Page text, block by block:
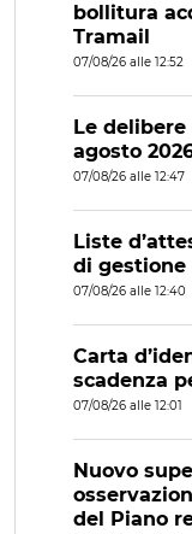
bollitura
Tramail
07/08/26 alle 12:52
Le delibere
agosto
07/08/26 alle 12:47
Liste
di gestione
07/08/26 alle 12:40
Carta
scadenza
07/08/26 alle 12:01
Nuovo
del Piano